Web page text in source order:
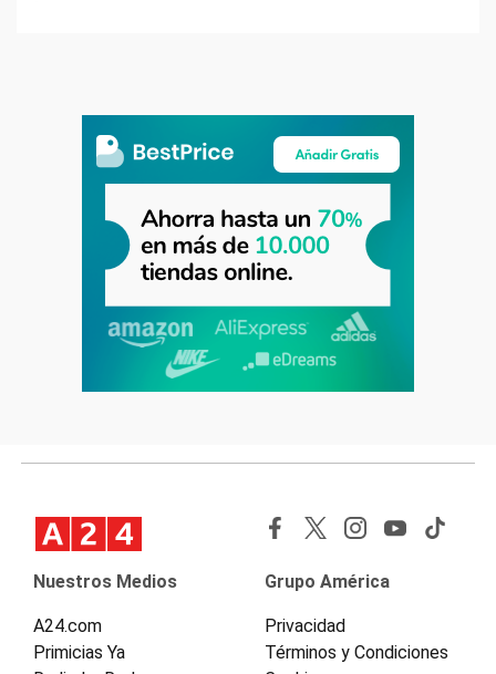
Nuestros Medios
A24.com
Primicias Ya
Grupo América
Privacidad
Términos y Condiciones